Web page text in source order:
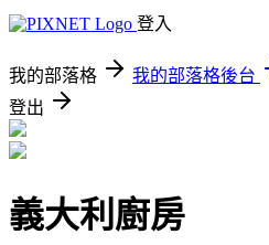
登入
我的部落格 我的部落格後台
登出
義大利廚房